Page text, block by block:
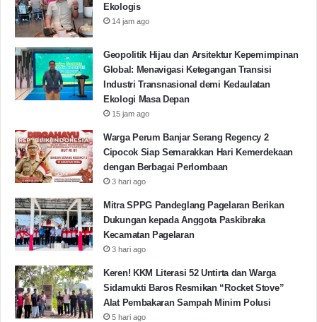
Ekologis
14 jam ago
Geopolitik Hijau dan Arsitektur Kepemimpinan
Global: Menavigasi Ketegangan Transisi
Industri Transnasional demi Kedaulatan
Ekologi Masa Depan
15 jam ago
Warga Perum Banjar Serang Regency 2
Cipocok Siap Semarakkan Hari Kemerdekaan
dengan Berbagai Perlombaan
3 hari ago
Mitra SPPG Pandeglang Pagelaran Berikan
Dukungan kepada Anggota Paskibraka
Kecamatan Pagelaran
3 hari ago
Keren! KKM Literasi 52 Untirta dan Warga
Sidamukti Baros Resmikan “Rocket Stove”
Alat Pembakaran Sampah Minim Polusi
5 hari ago